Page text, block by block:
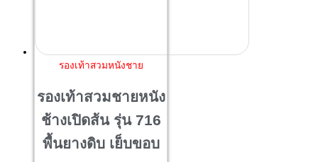
รองเท้าสวมหนังชาย
รองเท้าสวมชายหนัง
ช้างเปิดส้น รุ่น 716
พื้นยางดิบ เย็บขอบ